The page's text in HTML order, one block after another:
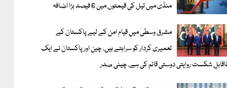
منڈی میں تیل کی قیمتوں میں 6 فیصد بڑا اضافہ
مشرق وسطیٰ میں قیام امن کے لیے پاکستان کے
تعمیری کردار کو سراہتے ہیں، چین اور پاکستان نے ایک
ناقابلِ شکست روایتی دوستی قائم کی ہے، چینی صدر